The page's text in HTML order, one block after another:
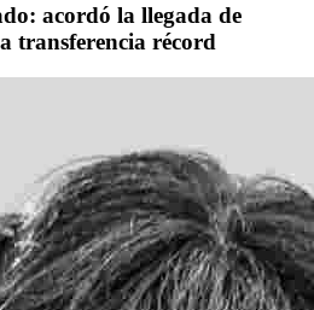
acordó la llegada de
transferencia récord